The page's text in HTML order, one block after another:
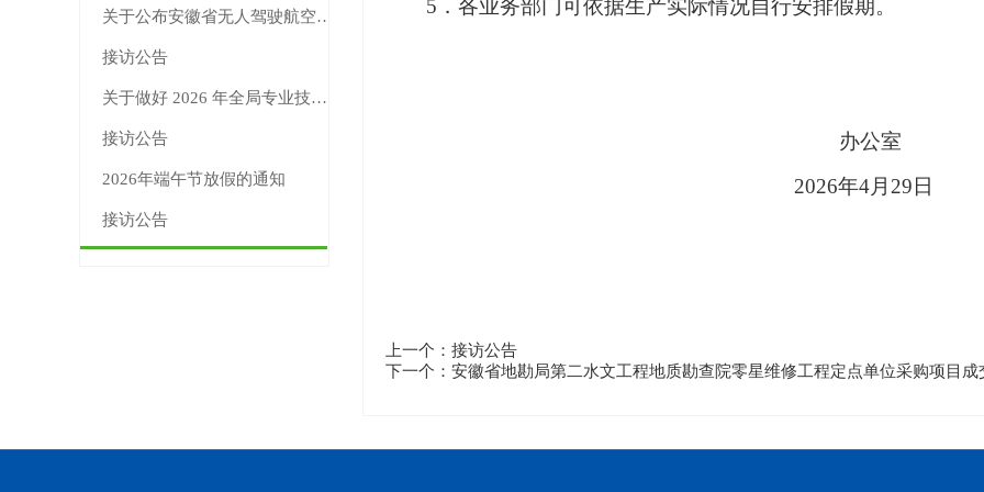
关于公布安徽省无人驾驶航空器新版适飞空域范围的公告
接访公告
关于做好 2026 年全局专业技术人员继续教育工作的通知
接访公告
2026年端午节放假的通知
接访公告
5．各业务部门可依据生产实际情况自行安排假期。
办公室
2026年4月 29 日
上一个：接访公告
下一个：安徽省地勘局第二水文工程地质勘查院零星维修工程定点单位采购项目成